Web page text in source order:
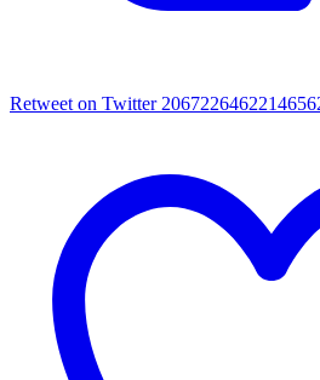
Retweet on Twitter